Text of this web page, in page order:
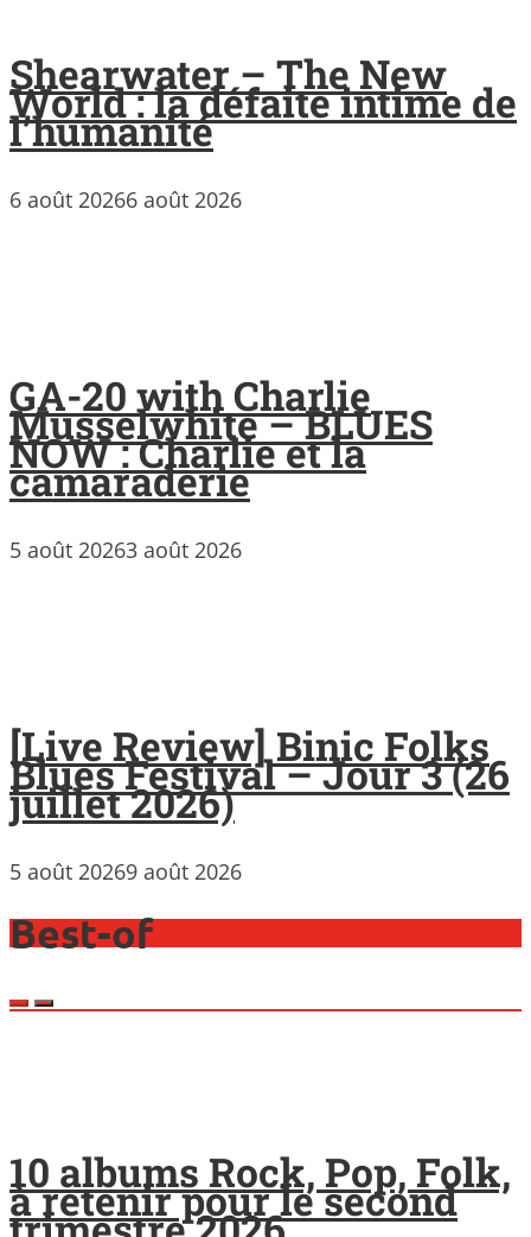
Shearwater – The New
World : la défaite intime de
l’humanité
6 août 20266 août 2026
GA-20 with Charlie
Musselwhite – BLUES
NOW : Charlie et la
camaraderie
5 août 20263 août 2026
[Live Review] Binic Folks
Blues Festival – Jour 3 (26
juillet 2026)
5 août 20269 août 2026
Best-of
10 albums Rock, Pop, Folk,
à retenir pour le second